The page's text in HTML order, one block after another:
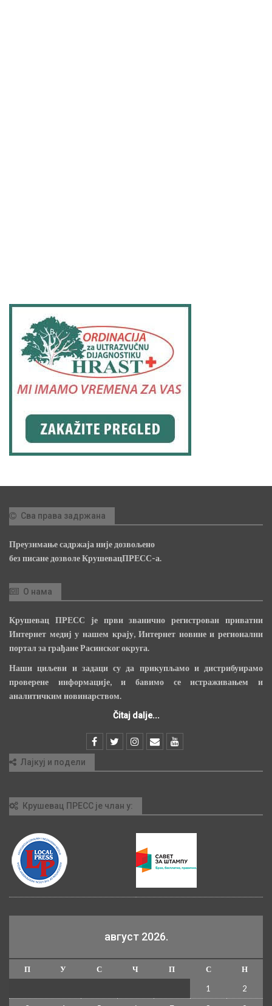
Сва права задржана
Преузимање садржаја није дозвољено
без писане дозволе КрушевацПРЕСС-а.
О нама
Крушевац ПРЕСС је први званично регистрован приватни
Интернет медиј у нашем крају, Интернет новине и регионални
портал за грађане Расинског округа.
Наши циљеви и задаци су да прикупљамо и дистрибуирамо
проверене информације, и бавимо се истраживањем и
аналитичким новинарством.
Čitaj dalje...
Лајкуј и подели
Крушевац ПРЕСС је члан у:
август 2026.
П У С Ч П С
Н
1
2